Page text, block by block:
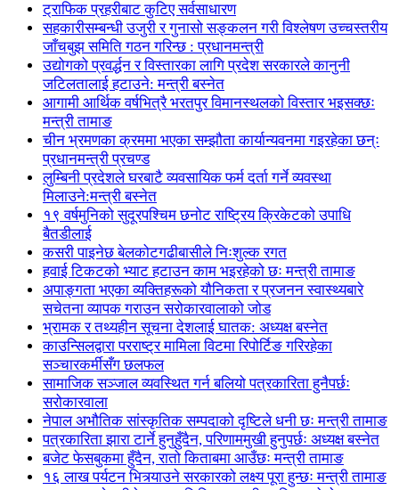
ट्राफिक प्रहरीबाट कुटिए सर्वसाधारण
सहकारीसम्बन्धी उजुरी र गुनासो सङ्कलन गरी विश्लेषण उच्चस्तरीय
जाँचबुझ समिति गठन गरिन्छ : प्रधानमन्त्री
उद्योगको प्रवर्द्धन र विस्तारका लागि प्रदेश सरकारले कानुनी
जटिलतालाई हटाउने: मन्त्री बस्नेत
आगामी आर्थिक वर्षभित्रै भरतपुर विमानस्थलको विस्तार भइसक्छः
मन्त्री तामाङ
चीन भ्रमणका क्रममा भएका सम्झौता कार्यान्यवनमा गइरहेका छन्ः
प्रधानमन्त्री प्रचण्ड
लुम्बिनी प्रदेशले घरबाटै व्यवसायिक फर्म दर्ता गर्ने व्यवस्था
मिलाउने:मन्त्री बस्नेत
१९ वर्षमुनिको सुदूरपश्चिम छनोट राष्ट्रिय क्रिकेटको उपाधि
बैतडीलाई
कसरी पाइनेछ बेलकोटगढीबासीले निःशुल्क रगत
हवाई टिकटको भ्याट हटाउन काम भइरहेको छः मन्त्री तामाङ
अपाङ्गता भएका व्यक्तिहरूको यौनिकता र प्रजनन स्वास्थ्यबारे
सचेतना व्यापक गराउन सरोकारवालाको जोड
भ्रामक र तथ्यहीन सूचना देशलाई घातक: अध्यक्ष बस्नेत
काउन्सिलद्वारा परराष्ट्र मामिला विटमा रिपोर्टिङ गरिरहेका
सञ्चारकर्मीसँग छलफल
सामाजिक सञ्जाल व्यवस्थित गर्न बलियो पत्रकारिता हुनैपर्छः
सरोकारवाला
नेपाल अभौतिक सांस्कृतिक सम्पदाको दृष्टिले धनी छः मन्त्री तामाङ
पत्रकारिता झारा टार्ने हुनुहुँदैन, परिणाममुखी हुनुपर्छः अध्यक्ष बस्नेत
बजेट फेसबुकमा हुँदैन, रातो किताबमा आउँछः मन्त्री तामाङ
१६ लाख पर्यटन भित्र्याउने सरकारको लक्ष्य पूरा हुन्छः मन्त्री तामाङ